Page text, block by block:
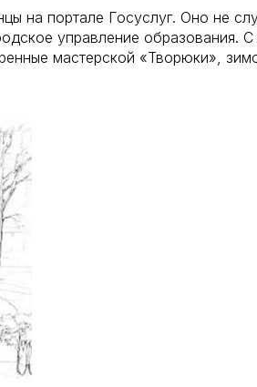
на портале Госуслуг. Оно не
управление образования. С
мастерской «Творюки»,